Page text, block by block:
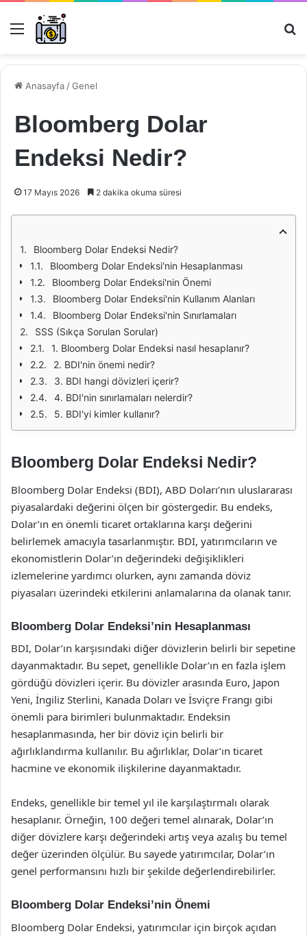
Menü
Anasayfa /Genel
Bloomberg Dolar
Endeksi Nedir?
17 Mayıs 2026 2 dakika okuma süresi
Bloomberg Dolar Endeksi Nedir?
Bloomberg Dolar Endeksi'nin Hesaplanması
Bloomberg Dolar Endeksi'nin Önemi
Bloomberg Dolar Endeksi'nin Kullanım Alanları
Bloomberg Dolar Endeksi'nin Sınırlamaları
SSS (Sıkça Sorulan Sorular)
1. Bloomberg Dolar Endeksi nasıl hesaplanır?
2. BDI'nin önemi nedir?
3. BDI hangi dövizleri içerir?
4. BDI'nin sınırlamaları nelerdir?
5. BDI'yi kimler kullanır?
Bloomberg Dolar Endeksi Nedir?
Bloomberg Dolar Endeksi (BDI), ABD Doları’nın uluslararası
piyasalardaki değerini ölçen bir göstergedir. Bu endeks,
Dolar’ın en önemli ticaret ortaklarına karşı değerini
belirlemek amacıyla tasarlanmıştır. BDI, yatırımcıların ve
ekonomistlerin Dolar’ın değerindeki değişiklikleri
izlemelerine yardımcı olurken, aynı zamanda döviz
piyasaları üzerindeki etkilerini anlamalarına da olanak tanır.
Bloomberg Dolar Endeksi’nin Hesaplanması
BDI, Dolar’ın karşısındaki diğer dövizlerin belirli bir sepetine
dayanmaktadır. Bu sepet, genellikle Dolar’ın en fazla işlem
gördüğü dövizleri içerir. Bu dövizler arasında Euro, Japon
Yeni, İngiliz Sterlini, Kanada Doları ve İsviçre Frangı gibi
önemli para birimleri bulunmaktadır. Endeksin
hesaplanmasında, her bir döviz için belirli bir
ağırlıklandırma kullanılır. Bu ağırlıklar, Dolar’ın ticaret
hacmine ve ekonomik ilişkilerine dayanmaktadır.
Endeks, genellikle bir temel yıl ile karşılaştırmalı olarak
hesaplanır. Örneğin, 100 değeri temel alınarak, Dolar’ın
diğer dövizlere karşı değerindeki artış veya azalış bu temel
değer üzerinden ölçülür. Bu sayede yatırımcılar, Dolar’ın
genel performansını hızlı bir şekilde değerlendirebilirler.
Bloomberg Dolar Endeksi’nin Önemi
Bloomberg Dolar Endeksi, yatırımcılar için birçok açıdan